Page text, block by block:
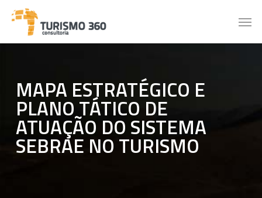
Skip
content
MAPA ESTRATÉGICO E
PLANO TÁTICO DE
ATUAÇÃO DO SISTEMA
SEBRAE NO TURISMO